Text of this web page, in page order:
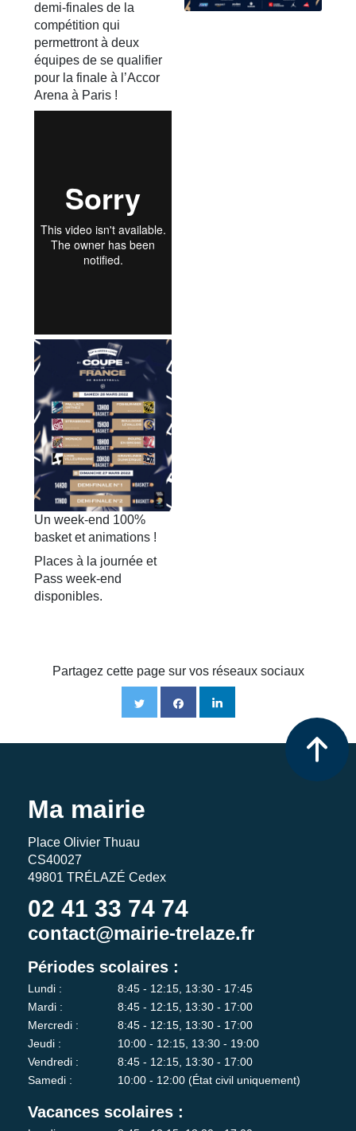
demi-finales de la
compétition qui
permettront à deux
équipes de se qualifier
pour la finale à l’Accor
Arena à Paris !
Un week-end 100%
basket et animations !
Places à la journée et
Pass week-end
disponibles.
Partagez cette page sur vos réseaux sociaux
Ma mairie
Place Olivier Thuau
CS40027
49801 TRÉLAZÉ Cedex
02 41 33 74 74
contact@mairie-trelaze.fr
Périodes scolaires :
Lundi :
8:45 - 12:15, 13:30 - 17:45
Mardi :
8:45 - 12:15, 13:30 - 17:00
Mercredi :
8:45 - 12:15, 13:30 - 17:00
Jeudi :
10:00 - 12:15, 13:30 - 19:00
Vendredi :
8:45 - 12:15, 13:30 - 17:00
Samedi :
10:00 - 12:00 (État civil uniquement)
Vacances scolaires :